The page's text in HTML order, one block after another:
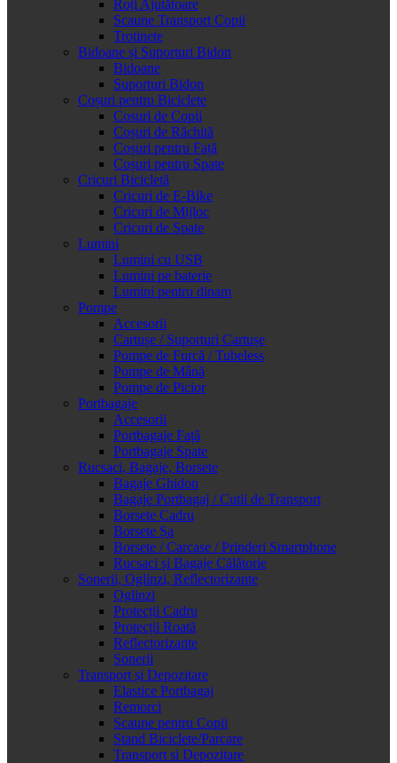
Roți Ajutătoare
Scaune Transport Copii
Trotinete
Bidoane și Suporturi Bidon
Bidoane
Suporturi Bidon
Coșuri pentru Biciclete
Cosuri de Copii
Coșuri de Răchită
Coșuri pentru Față
Coșuri pentru Spate
Cricuri Bicicletă
Cricuri de E-Bike
Cricuri de Mijloc
Cricuri de Spate
Lumini
Lumini cu USB
Lumini pe baterie
Lumini pentru dinam
Pompe
Accesorii
Cartușe / Suporturi Cartușe
Pompe de Furcă / Tubeless
Pompe de Mână
Pompe de Picior
Portbagaje
Accesorii
Portbagaje Față
Portbagaje Spate
Rucsaci, Bagaje, Borsete
Bagaje Ghidon
Bagaje Portbagaj / Cutii de Transport
Borsete Cadru
Borsete Șa
Borsete / Carcase / Prinderi Smartphone
Rucsaci și Bagaje Călătorie
Sonerii, Oglinzi, Reflectorizante
Oglinzi
Protecții Cadru
Protecții Roată
Reflectorizante
Sonerii
Transport și Depozitare
Elastice Portbagaj
Remorci
Scaune pentru Copii
Stand Biciclete/Parcare
Transport si Depozitare